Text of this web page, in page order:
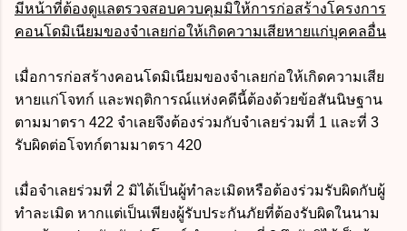
มีหน้าที่ต้องดูแลตรวจสอบควบคุมมิให้การก่อสร้างโครงการ
คอนโดมิเนียมของจำเลยก่อให้เกิดความเสียหายแก่บุคคลอื่น
เมื่อการก่อสร้างคอนโดมิเนียมของจำเลยก่อให้เกิดความเสีย
หายแก่โจทก์ และพฤติการณ์แห่งคดีนี้ต้องด้วยข้อสันนิษฐาน
ตามมาตรา 422 จำเลยจึงต้องร่วมกับจำเลยร่วมที่ 1 และที่ 3
รับผิดต่อโจทก์ตามมาตรา 420
เมื่อจำเลยร่วมที่ 2 มิได้เป็นผู้ทำละเมิดหรือต้องร่วมรับผิดกับผู้
ทำละเมิด หากแต่เป็นเพียงผู้รับประกันภัยที่ต้องรับผิดในนาม